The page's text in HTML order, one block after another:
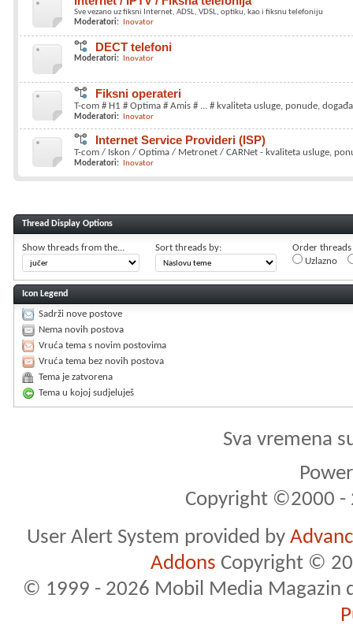
Sve vezano uz fiksni Internet, ADSL, VDSL, optiku, kao i fiksnu telefoniju
Moderatori:
Inovator
DECT telefoni
Moderatori: Inovator
Fiksni operateri
T-com # H1 # Optima # Amis # ... # kvaliteta usluge, ponude,
Moderatori: Inovator
Internet Service Provideri (ISP)
T-com / Iskon / Optima / Metronet / CARNet - kvaliteta usluge,
Moderatori: Inovator
Thread Display Options
Show threads from the... Sort threads by:
Order threads
Uzlazno
Icon Legend
Sadrži nove postove
Nema novih postova
Vruća tema s novim postovima
Vruća tema bez novih postova
Tema je zatvorena
Tema u kojoj sudjeluješ
Sva vremena
Copyright ©2000 -
User Alert System provided by
Addons Copyright ©
© 1999 - 2026 Mobil Media Magazin